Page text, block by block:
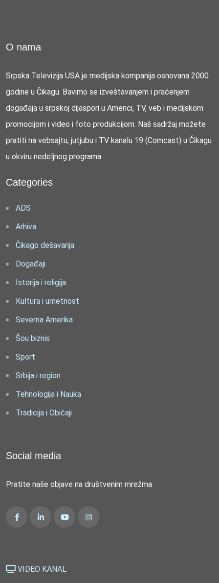
O nama
Srpska Televizija USA je medijska kompanija osnovana 2000
godine u Čikagu. Bavimo se izveštavanjem i praćenjem
događaja u srpskoj dijaspori u Americi, TV, veb i medijskom
promocijom i video i foto produkcijom. Naš sadržaj možete
pratiti na vebsajtu, jutjubu i TV kanalu 19 (Comcast) u Čikagu
u okviru nedeljnog programa.
Categories
ADS
Arhiva
Čikago dešavanja
Događaji
Istorija i religija
Kultura i umetnost
Severna Amerika
Šou biznis
Sport
Srbija i region
Tehnologija i Nauka
Tradicija i Običaji
Social media
Pratite naše objave na društvenim mrežma
VIDEO KANAL